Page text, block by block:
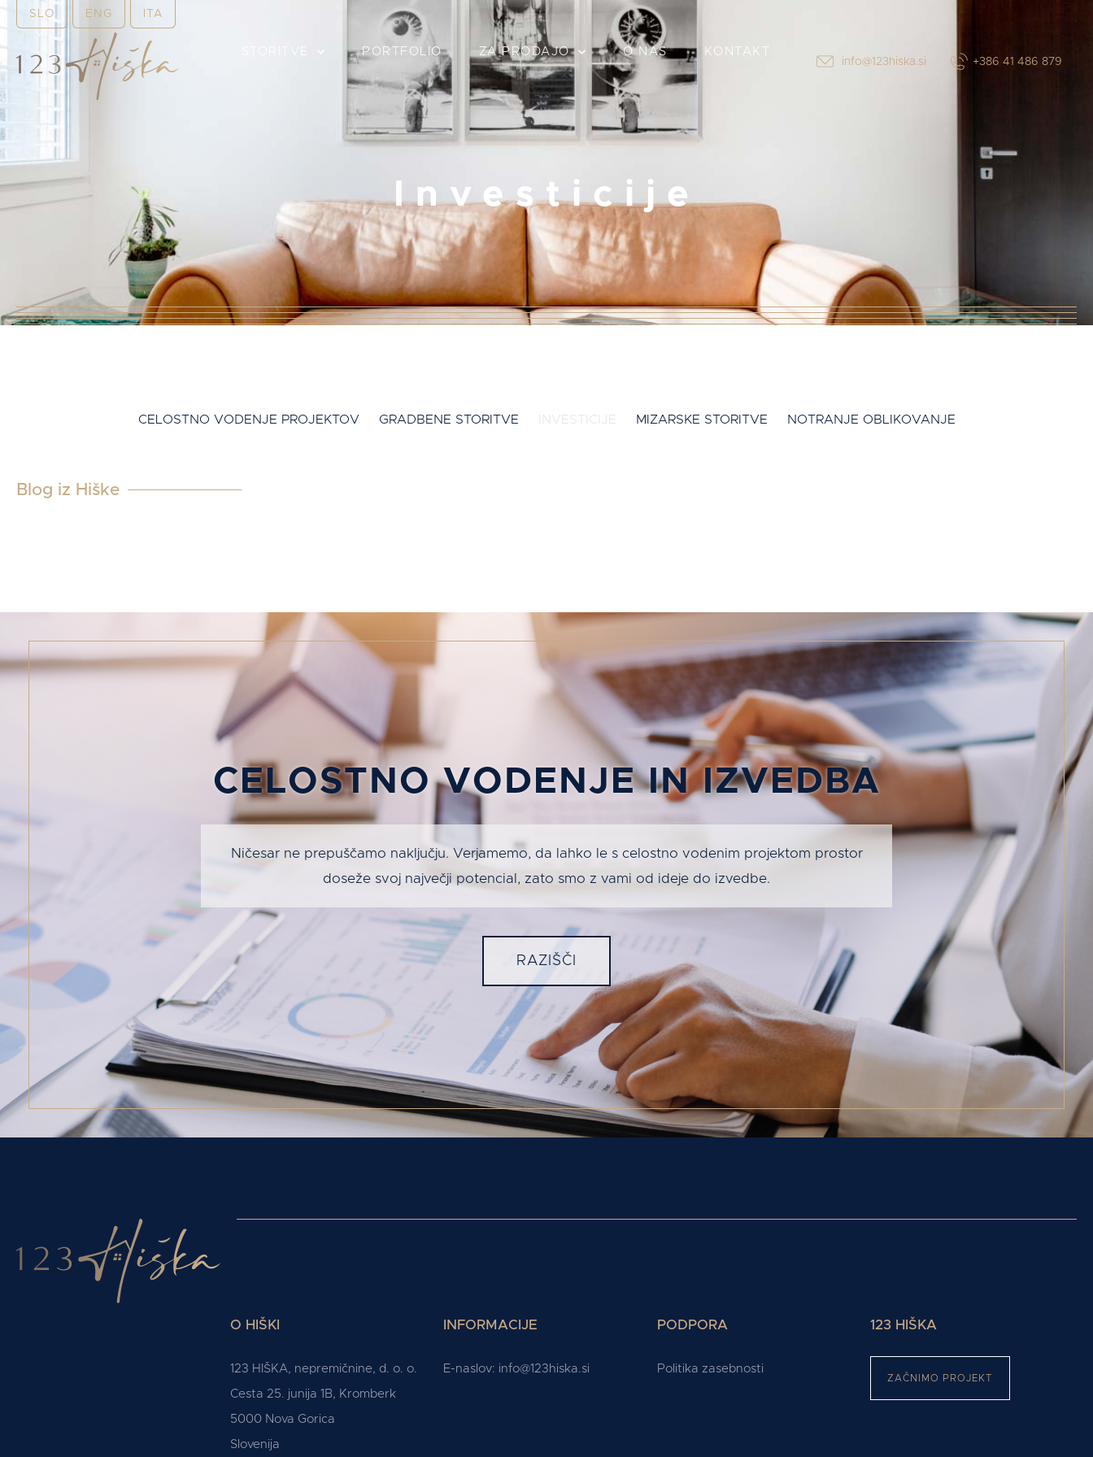
SLO ENG ITA
PORTFOLIO ZA PRODAJO O NAS KONTAKT
info@123hiska.si +386 41 486 879
Investicije
CELOSTNO VODENJE PROJEKTOV GRADBENE STORITVE INVESTICIJE MIZARSKE STORITVE NOTRANJE OBLIKOVANJE
Blog iz Hiške
CELOSTNO VODENJE IN IZVEDBA
Ničesar ne prepuščamo naključju. Verjamemo, da lahko le s celostno vodenim projektom prostor
doseže svoj največji potencial, zato smo z vami od ideje do izvedbe.
RAZIŠČI
O HIŠKI
123 HIŠKA, nepremičnine, d. o. o.
Cesta 25. junija 1B, Kromberk
5000 Nova Gorica
Slovenija
INFORMACIJE
E-naslov: info@123hiska.si
PODPORA
Politika zasebnosti
123 HIŠKA
ZAČNIMO PROJEKT